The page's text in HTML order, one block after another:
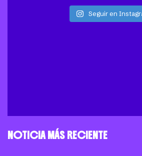
Seguir en
NOTICIA MÁS RECIENTE